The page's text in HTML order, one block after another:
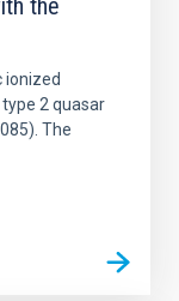
the
ionized
2 quasar
The